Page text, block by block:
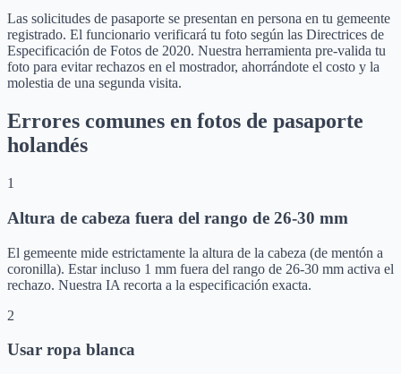
Las solicitudes de pasaporte se presentan en persona en tu gemeente
registrado. El funcionario verificará tu foto según las Directrices de
Especificación de Fotos de 2020. Nuestra herramienta pre-valida tu
foto para evitar rechazos en el mostrador, ahorrándote el costo y la
molestia de una segunda visita.
Errores comunes en fotos de pasaporte
holandés
1
Altura de cabeza fuera del rango de 26-30 mm
El gemeente mide estrictamente la altura de la cabeza (de mentón a
coronilla). Estar incluso 1 mm fuera del rango de 26-30 mm activa el
rechazo. Nuestra IA recorta a la especificación exacta.
2
Usar ropa blanca